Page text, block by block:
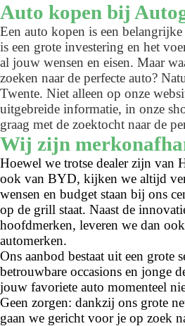
Auto kopen bij
Een auto kopen is een
is een grote investering en het
al jouw wensen en eisen. Maar
zoeken naar de perfecte auto?
Twente. Niet alleen op onze
uitgebreide informatie, in onze
graag met de zoektocht naar de
Wij zijn
Hoewel we trotse dealer zijn van
ook van BYD, kijken we altijd
wensen en budget staan bij ons
op de grill staat. Naast de
hoofdmerken, leveren we dan
automerken.
Ons aanbod bestaat uit een grote
betrouwbare occasions en jonge
jouw favoriete auto momenteel
Geen zorgen: dankzij ons grote
gaan we gericht voor je op zoek